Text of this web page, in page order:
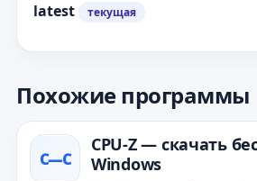
latest текущая
Похожие программы
C—С
CPU‑Z — скачать
Windows